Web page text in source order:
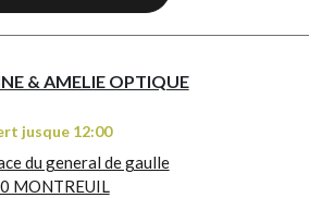
& AMELIE OPTIQUE
jusque 12:00
du general de gaulle
MONTREUIL